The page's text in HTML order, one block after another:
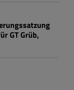
GT Grüb,